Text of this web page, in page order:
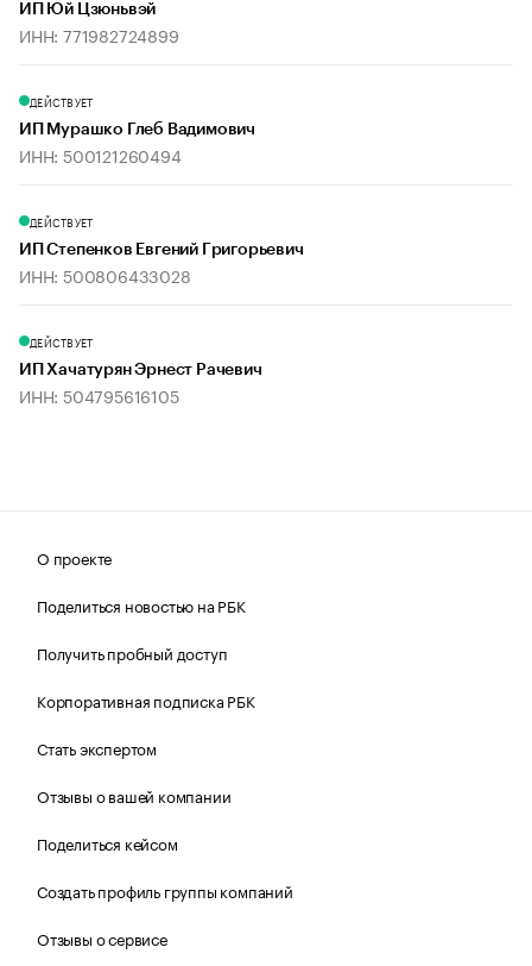
ИП Юй Цзюньвэй
ИНН: 771982724899
ДЕЙСТВУЕТ
ИП Мурашко Глеб Вадимович
ИНН: 500121260494
ДЕЙСТВУЕТ
ИП Степенков Евгений Григорьевич
ИНН: 500806433028
ДЕЙСТВУЕТ
ИП Хачатурян Эрнест Рачевич
ИНН: 504795616105
О проекте
Поделиться новостью на РБК
Получить пробный доступ
Корпоративная подписка РБК
Стать экспертом
Отзывы о вашей компании
Поделиться кейсом
Создать профиль группы компаний
Отзывы о сервисе